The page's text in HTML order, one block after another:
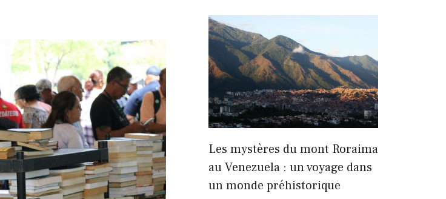
Les mystères du mont Roraima
au Venezuela : un voyage dans
un monde préhistorique